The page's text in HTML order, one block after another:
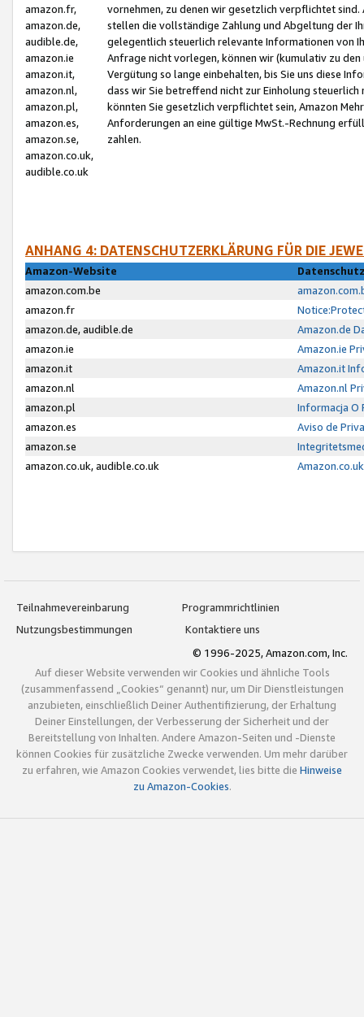
amazon.fr,
amazon.de,
audible.de,
amazon.ie
amazon.it,
amazon.nl,
amazon.pl,
amazon.es,
amazon.se,
amazon.co.uk,
audible.co.uk
vornehmen, zu denen wir gesetzlich verpflichtet
stellen die vollständige Zahlung und Abgeltung der
gelegentlich steuerlich relevante Informationen von
Anfrage nicht vorlegen, können wir (kumulativ zu
Vergütung so lange einbehalten, bis Sie uns diese
dass wir Sie betreffend nicht zur Einholung
könnten Sie gesetzlich verpflichtet sein, Amazon
Anforderungen an eine gültige MwSt.-Rechnung
zahlen.
ANHANG 4: DATENSCHUTZERKLÄRUNG FÜR DIE
Amazon-Website
amazon.com.be
amazon.fr
amazon.de, audible.de
Amazon.de
amazon.ie
Amazon.ie
amazon.it
Amazon.it
amazon.nl
Amazon.nl
amazon.pl
Informacja O
amazon.es
Aviso de
amazon.se
amazon.co.uk, audible.co.uk
Teilnahmevereinbarung
Programmrichtlinien
Nutzungsbestimmungen
Kontaktiere uns
© 1996-2025, Amazon.com, Inc.
Auf dieser Website verwenden wir Cookies und ähnliche Tools
(zusammenfassend „Cookies“ genannt) nur, um Dir Dienstleistungen
anzubieten, einschließlich Deiner Authentifizierung, der Erhaltung
Deiner Einstellungen, der Verbesserung der Sicherheit und der
Bereitstellung von Inhalten. Andere Amazon-Seiten und -Dienste
können Cookies für zusätzliche Zwecke verwenden. Um mehr darüber
zu erfahren, wie Amazon Cookies verwendet, lies bitte die Hinweise
zu Amazon-Cookies.